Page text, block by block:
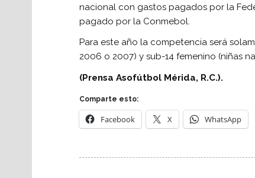
nacional con gastos pagados por la
pagado por la Conmebol.
Para este año la competencia será
2006 o 2007) y sub-14 femenino (niñas
(Prensa Asofútbol Mérida, R.C.).
Comparte esto:
Facebook X WhatsApp